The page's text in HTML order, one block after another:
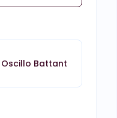
Oscillo Battant